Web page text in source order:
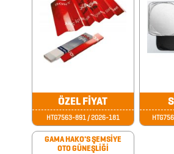
ÜRÜNLERİ
BLOKNOTLAR
ÇAKILAR
MATARA
ÖZEL FİYAT
HTG7563-891 / 2026-181
GAMA HAKO'S ŞEMSİYE
OTO GÜNEŞLİĞİ